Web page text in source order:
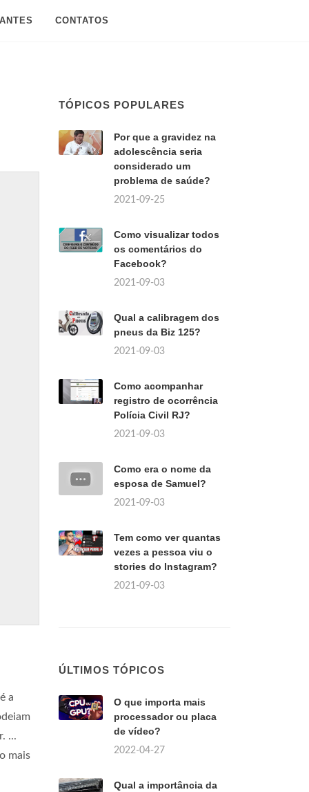
CONTATOS
a
...
mais
TÓPICOS POPULARES
Por que a gravidez na
adolescência seria
considerado um
problema de saúde?
2021-09-25
Como visualizar todos
os comentários do
Facebook?
2021-09-03
Qual a calibragem dos
pneus da Biz 125?
2021-09-03
Como acompanhar
registro de ocorrência
Polícia Civil RJ?
2021-09-03
Como era o nome da
esposa de Samuel?
2021-09-03
Tem como ver quantas
vezes a pessoa viu o
stories do Instagram?
2021-09-03
ÚLTIMOS TÓPICOS
O que importa mais
processador ou placa
de vídeo?
2022-04-27
Qual a importância da